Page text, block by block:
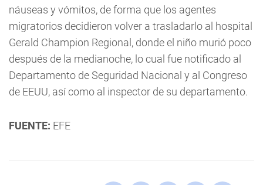
náuseas y vómitos, de forma que los agentes
migratorios decidieron volver a trasladarlo al hospital
Gerald Champion Regional, donde el niño murió poco
después de la medianoche, lo cual fue notificado al
Departamento de Seguridad Nacional y al Congreso
de EEUU, así como al inspector de su departamento.
FUENTE: EFE